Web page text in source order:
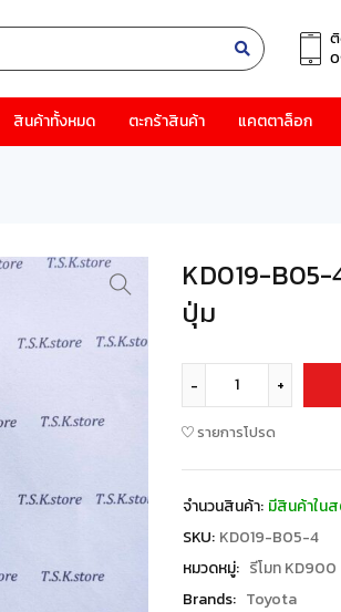
สินค้าทั้งหมด ตะกร้าสินค้า แคตตาล็อก
KD019-B05-
ปุ่ม
รายการโปรด
จำนวนสินค้า: มีสินค้าใน
SKU: KD019-B05-4
หมวดหมู่: รีโมท KD900
Brands: Toyota